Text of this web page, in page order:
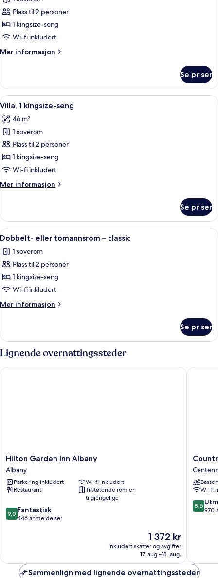
bildene
av
Studio
–
premium,
1
spabadekar
Plass til 2 personer
1 kingsize-seng
Wi-fi inkludert
Mer informasjon
Mer
–
premium,
1
spabadekar
Se priser
Åpne
alle
bildene
av
Villa,
1
kingsize-
Villa, 1 kingsize-seng | Oppholdsrom
6
Villa, 1 kingsize-seng
46 m²
1 soverom
Plass til 2 personer
1 kingsize-seng
Wi-fi inkludert
Mer informasjon
Mer
1
kingsize-
seng
Se priser
Åpne
alle
bildene
av
Dobbelt-
eller
tomannsrom
–
Dobbelt- eller tomannsrom –
3
Dobbelt- eller tomannsrom – classic
1 soverom
Plass til 2 personer
1 kingsize-seng
Wi-fi inkludert
Mer informasjon
Mer
eller
tomannsrom
–
classic
Se priser
Lignende overnattingssteder
Hilton
Garden
Inn
Albany
Albany
Hilton Garden Inn Albany
Albany
Parkering inkludert
Wi-fi inkludert
Restaurant
Tilstøtende rom er
tilgjengelige
9.0
av
9,0 Fantastisk
446 anmeldelser
Prisen
1 372 kr
1 372 kr
inkludert skatter og avgifter
17. aug.–18. aug.
Hilton Garden Inn Albany
Country
Comfort
Amity
Motel
Park
Wi-fi
8.6
av
8,6
970
Sammenlign med lignende overnattingssteder